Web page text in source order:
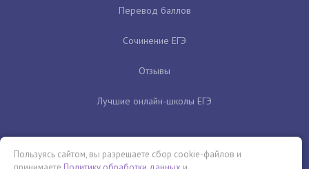
Перевод баллов
Сочинение ЕГЭ
Отзывы
Лучшие онлайн-школы ЕГЭ
Пользуясь сайтом, вы разрешаете сбор cookie-файлов и